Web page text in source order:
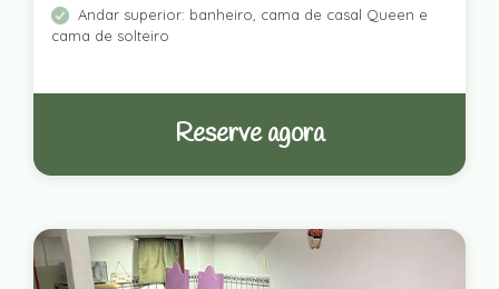
Andar superior: banheiro, cama de casal Queen e
cama de solteiro
Reserve agora